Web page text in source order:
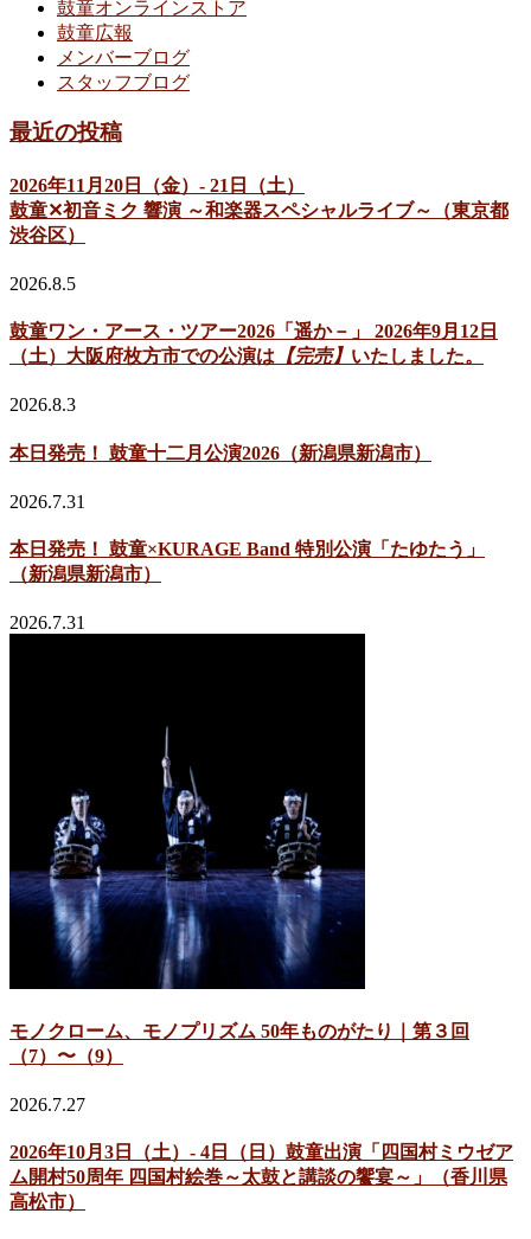
鼓童オンラインストア
鼓童広報
メンバーブログ
スタッフブログ
最近の投稿
2026年11月20日（金）- 21日（土）
鼓童✕初音ミク 響演 ～和楽器スペシャルライブ～（東京都
渋谷区）
2026.8.5
鼓童ワン・アース・ツアー2026「遥か－」 2026年9月12日
（土）大阪府枚方市での公演は 【完売】 いたしました。
2026.8.3
本日発売！ 鼓童十二月公演2026（新潟県新潟市）
2026.7.31
本日発売！ 鼓童×KURAGE Band 特別公演「たゆたう」
（新潟県新潟市）
2026.7.31
モノクローム、モノプリズム 50年ものがたり｜第３回
（7）〜（9）
2026.7.27
2026年10月3日（土）- 4日（日）鼓童出演「四国村ミウゼア
ム開村50周年 四国村絵巻～太鼓と講談の饗宴～」（香川県
高松市）